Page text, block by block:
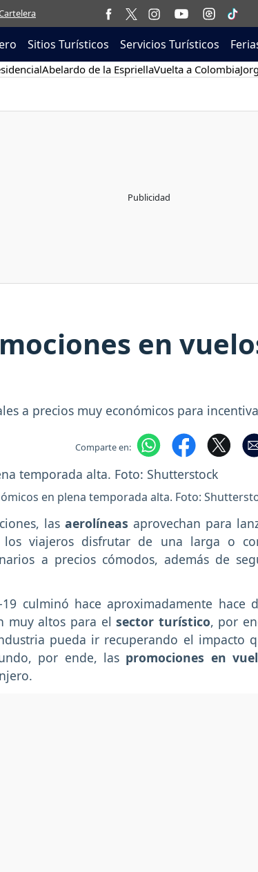
Sitios Turísticos Servicios Turísticos
Abelardo de la EspriellaVuelta a Colombia
en
a precios muy económicos para
Comparte en:
en plena temporada alta. Foto:
las aerolíneas aprovechan para
viajeros disfrutar de una larga o
a precios cómodos, además de
culminó hace aproximadamente hace
muy altos para elsector turístico, por
pueda ir recuperando el impacto
por ende, las promociones en